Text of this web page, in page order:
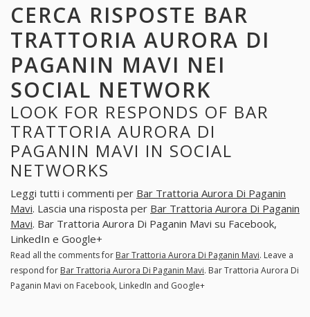
CERCA RISPOSTE BAR
TRATTORIA AURORA DI
PAGANIN MAVI NEI
SOCIAL NETWORK
LOOK FOR RESPONDS OF BAR
TRATTORIA AURORA DI
PAGANIN MAVI IN SOCIAL
NETWORKS
Leggi tutti i commenti per Bar Trattoria Aurora Di Paganin
Mavi. Lascia una risposta per Bar Trattoria Aurora Di Paganin
Mavi. Bar Trattoria Aurora Di Paganin Mavi su Facebook,
LinkedIn e Google+
Read all the comments for Bar Trattoria Aurora Di Paganin Mavi. Leave a
respond for Bar Trattoria Aurora Di Paganin Mavi. Bar Trattoria Aurora Di
Paganin Mavi on Facebook, LinkedIn and Google+